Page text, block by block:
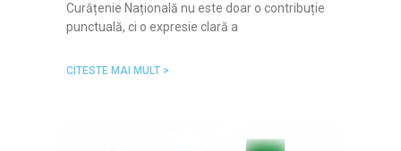
Curățenie Națională nu este doar o contribuție
punctuală, ci o expresie clară a
CITESTE MAI MULT >